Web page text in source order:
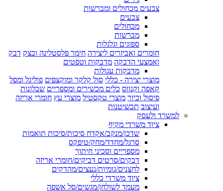
צבעים מכחולים ומברשות
צבעים
מכחולים
מברשות
ספוגים וגלגלות
חומרים ואביזרים ליצירה חימר פלסטלינה ובצק דבק
ואמצעי הדבקה מדבקות וטפטים
מדבקות עגולות
מוצרי יצירה - כללי סול קלקר ומוקצפים פוליגל ומפל
קאפה וקנווס כלים מכשירים ומספריים שבלונות
פיסול וכיור מוצרי טקסטיל מוצרי עץ חומרי אריזה
ועיצוב תכשיטנות
למשרד ולעסק
ציוד משרדי מקיף
שדכן/מנקב/אקדח סיכות/סיכות תואמות
סרגל/מחדד/מחק/טיפקס
מספריים וסכיני חיתוך
דבקים/סרטים דביקים/חומרי אריזה
לחצנים/גומיות/נעצים/מהדקים
ציוד משרדי כללי
מעמד לשולחן/מגשים/סל אשפה